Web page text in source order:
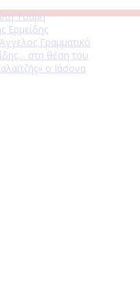
Τσάμη
Ερμείδης
Γραμματικό
στη θέση του
ο Ιάσονα